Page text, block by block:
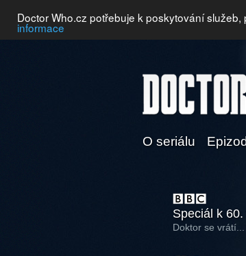
Doctor Who.cz potřebuje k poskytování
informace
O seriálu
Speciál k
Doktor se vrátí...